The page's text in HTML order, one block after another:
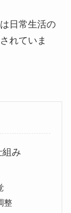
日常生活の
れていま
組み
整